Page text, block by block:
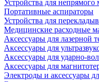
Устройства для непрямого
Портативные аспираторы
Устройства для
Медицинские расходные
Аксессуары для лазерной
Аксессуары для
Аксессуары для ударно-
Аксессуары для
Электроды и аксессуары